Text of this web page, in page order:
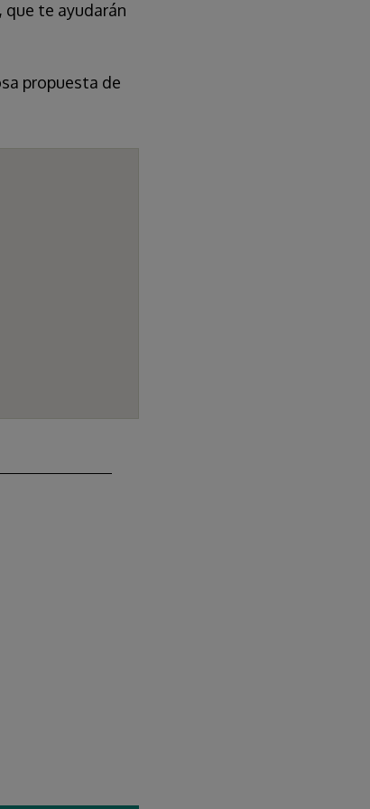
te ayudarán
propuesta de